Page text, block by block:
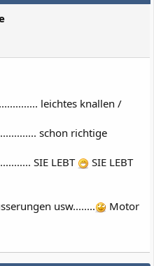
leichtes knallen /
schon richtige
SIE LEBT
SIE LEBT
usw........
Motor